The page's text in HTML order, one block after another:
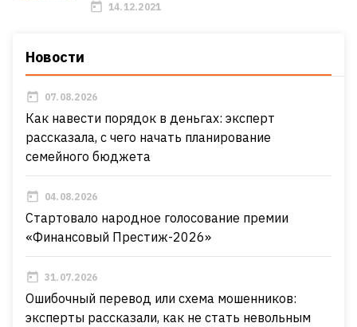
14.12.2021
Новости
07.08.2026
Как навести порядок в деньгах: эксперт
рассказала, с чего начать планирование
семейного бюджета
04.08.2026
Стартовало народное голосование премии
«Финансовый Престиж-2026»
31.07.2026
Ошибочный перевод или схема мошенников:
эксперты рассказали, как не стать невольным